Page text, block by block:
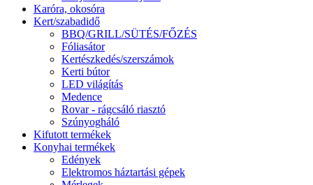
Karóra, okosóra
Kert/szabadidő
BBQ/GRILL/SÜTÉS/FŐZÉS
Fóliasátor
Kertészkedés/szerszámok
Kerti bútor
LED világítás
Medence
Rovar - rágcsáló riasztó
Szúnyogháló
Kifutott termékek
Konyhai termékek
Edények
Elektromos háztartási gépek